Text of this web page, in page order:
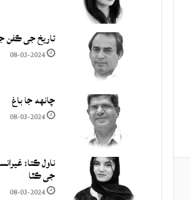
تاريخ جي
08-03-2024
چانهه جا باغ
08-03-2024
ناول ڪتا:
جي ڪٿا
08-03-2024